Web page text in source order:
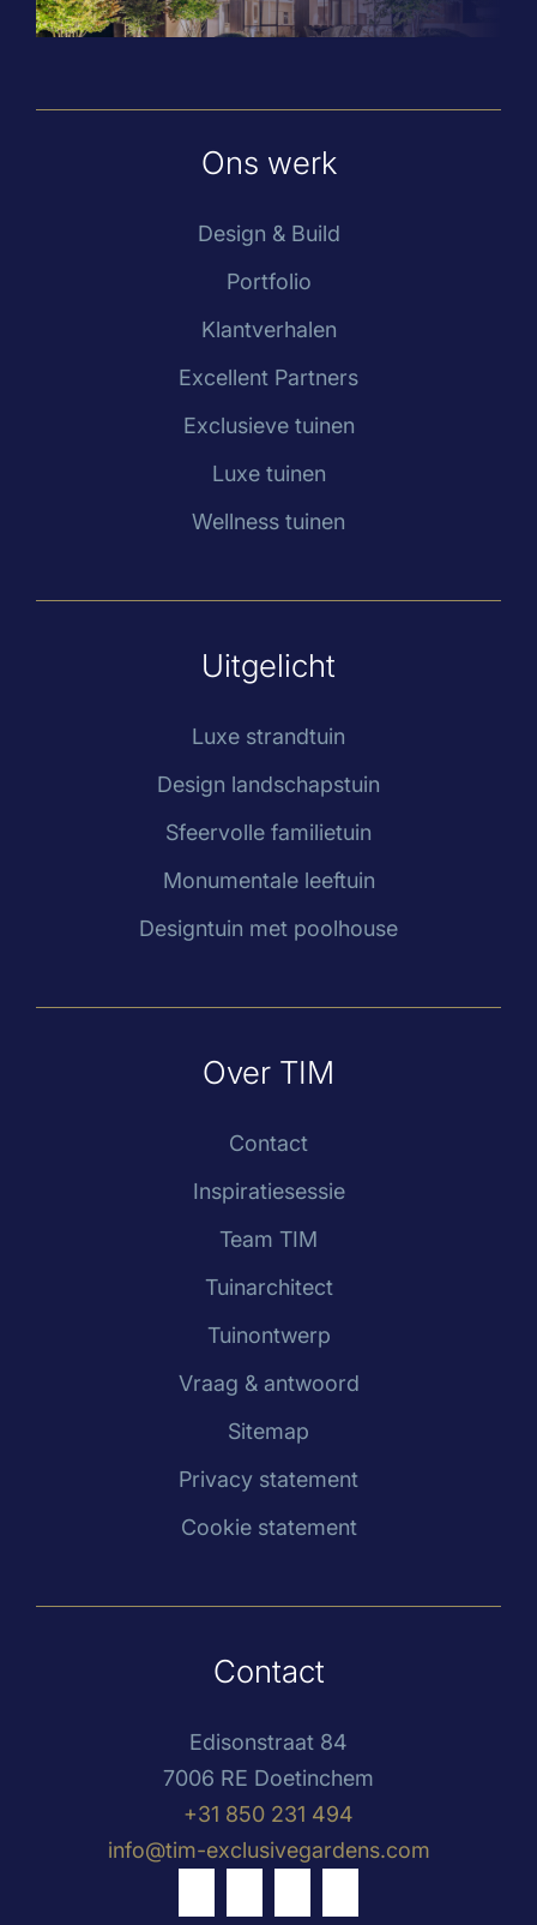
Ons werk
Design & Build
Portfolio
Klantverhalen
Excellent Partners
Exclusieve tuinen
Luxe tuinen
Wellness tuinen
Uitgelicht
Luxe strandtuin
Design landschapstuin
Sfeervolle familietuin
Monumentale leeftuin
Designtuin met poolhouse
Over TIM
Contact
Inspiratiesessie
Team TIM
Tuinarchitect
Tuinontwerp
Vraag & antwoord
Sitemap
Privacy statement
Cookie statement
Contact
Edisonstraat 84
7006 RE Doetinchem
+31 850 231 494
info@tim-exclusivegardens.com